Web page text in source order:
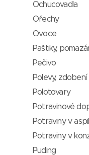
Ochucovadla
Ořechy
Ovoce
Paštiky,
Pečivo
Polevy, zdobení
Polotovary
Potravinové
Potraviny v
Potraviny v
Puding